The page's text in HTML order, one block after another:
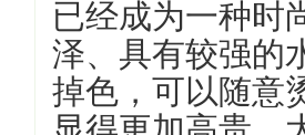
已经成为一种时
泽、具有较强的
掉色，可以随意